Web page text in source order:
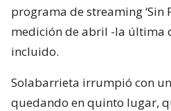
programa de streaming ‘Sin
medición de abril -la última
incluido.
Solabarrieta irrumpió con
quedando en quinto lugar,